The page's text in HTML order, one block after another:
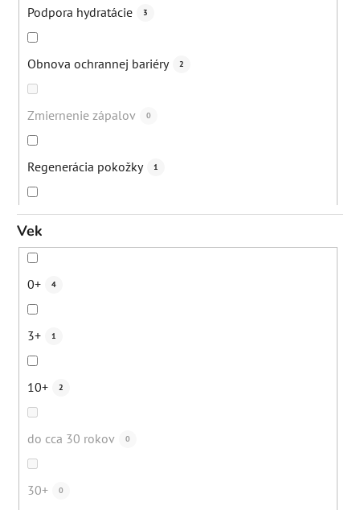
Začervenanie
Čierne bodky
Zrelá pleť/vrásky
Alergie
Ekzémy
Podpora hydratácie 3
Obnova ochrannej bariéry 2
Zmiernenie zápalov 0
Regenerácia pokožky 1
Udržanie hydratácie 2
kože
Vek
0+ 4
3+ 1
10+ 2
do cca 30 rokov 0
30+ 0